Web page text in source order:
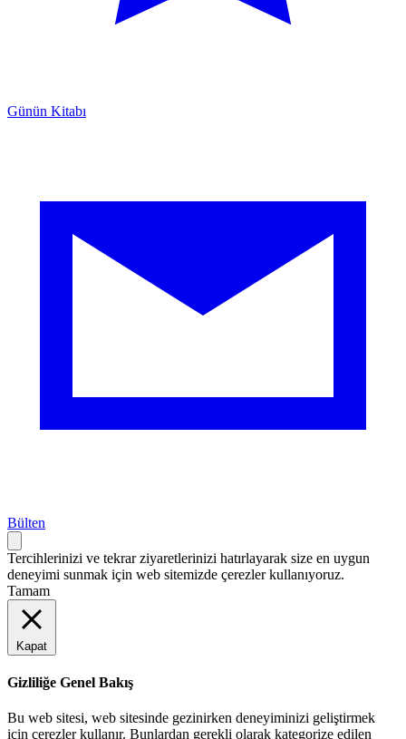
Günün Kitabı
Bülten
Tercihlerinizi ve tekrar ziyaretlerinizi hatırlayarak size en uygun
deneyimi sunmak için web sitemizde çerezler kullanıyoruz.
Tamam
Kapat
Gizliliğe Genel Bakış
Bu web sitesi, web sitesinde gezinirken deneyiminizi geliştirmek
için çerezler kullanır. Bunlardan gerekli olarak kategorize edilen